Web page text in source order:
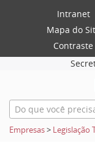
Intranet
Mapa do
Contraste
Empresas> Legislação